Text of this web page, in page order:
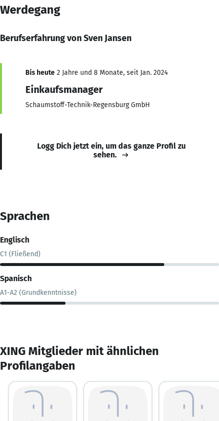
Werdegang
Berufserfahrung von Sven Jansen
Bis heute 2 Jahre und 8 Monate, seit Jan. 2024
Einkaufsmanager
Schaumstoff-Technik-Regensburg GmbH
Logg Dich jetzt ein, um das ganze Profil zu
sehen.
Sprachen
Englisch
C1 (Fließend)
Spanisch
A1-A2 (Grundkenntnisse)
XING Mitglieder mit ähnlichen
Profilangaben